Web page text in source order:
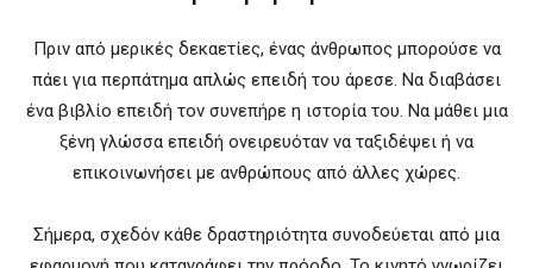
Πριν από μερικές δεκαετίες, ένας άνθρωπος μπορούσε να
πάει για περπάτημα απλώς επειδή του άρεσε. Να διαβάσει
ένα βιβλίο επειδή τον συνεπήρε η ιστορία του. Να μάθει μια
ξένη γλώσσα επειδή ονειρευόταν να ταξιδέψει ή να
επικοινωνήσει με ανθρώπους από άλλες χώρες.
Σήμερα, σχεδόν κάθε δραστηριότητα συνοδεύεται από μια